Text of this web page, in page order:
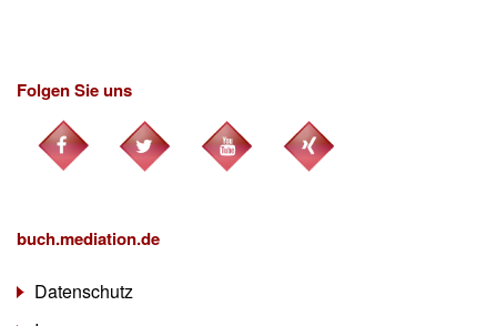
Folgen Sie uns
buch.mediation.de
Datenschutz